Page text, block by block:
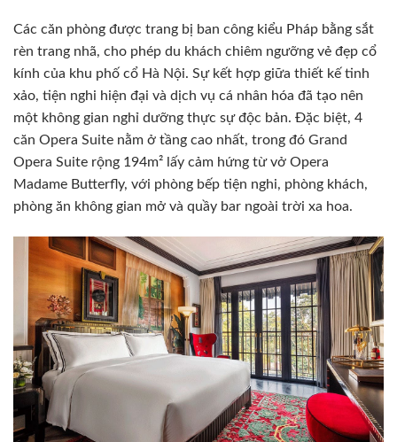
Các căn phòng được trang bị ban công kiểu Pháp bằng sắt
rèn trang nhã, cho phép du khách chiêm ngưỡng vẻ đẹp cổ
kính của khu phố cổ Hà Nội. Sự kết hợp giữa thiết kế tinh
xảo, tiện nghi hiện đại và dịch vụ cá nhân hóa đã tạo nên
một không gian nghỉ dưỡng thực sự độc bản. Đặc biệt, 4
căn Opera Suite nằm ở tầng cao nhất, trong đó Grand
Opera Suite rộng 194m² lấy cảm hứng từ vở Opera
Madame Butterfly, với phòng bếp tiện nghi, phòng khách,
phòng ăn không gian mở và quầy bar ngoài trời xa hoa.